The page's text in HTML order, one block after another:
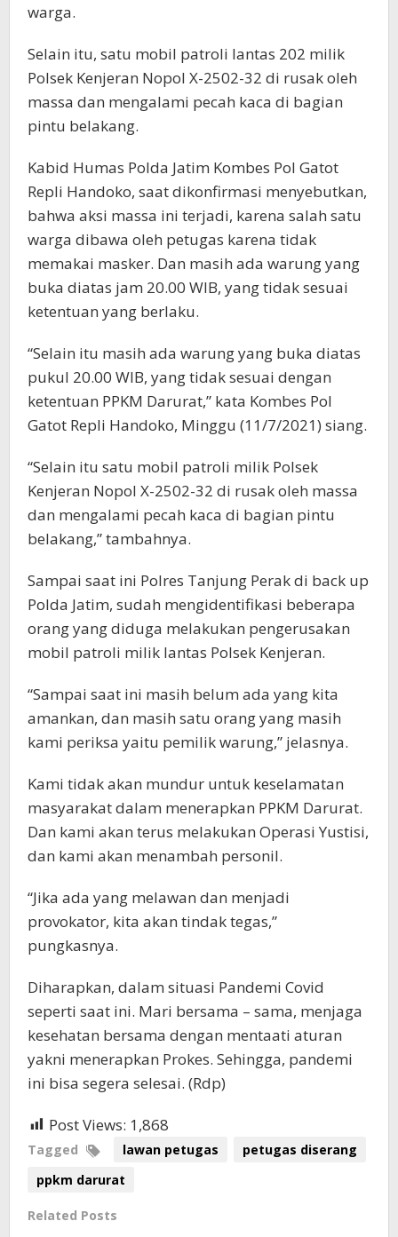
warga.
Selain itu, satu mobil patroli lantas 202 milik
Polsek Kenjeran Nopol X-2502-32 di rusak oleh
massa dan mengalami pecah kaca di bagian
pintu belakang.
Kabid Humas Polda Jatim Kombes Pol Gatot
Repli Handoko, saat dikonfirmasi menyebutkan,
bahwa aksi massa ini terjadi, karena salah satu
warga dibawa oleh petugas karena tidak
memakai masker. Dan masih ada warung yang
buka diatas jam 20.00 WIB, yang tidak sesuai
ketentuan yang berlaku.
“Selain itu masih ada warung yang buka diatas
pukul 20.00 WIB, yang tidak sesuai dengan
ketentuan PPKM Darurat,” kata Kombes Pol
Gatot Repli Handoko, Minggu (11/7/2021) siang.
“Selain itu satu mobil patroli milik Polsek
Kenjeran Nopol X-2502-32 di rusak oleh massa
dan mengalami pecah kaca di bagian pintu
belakang,” tambahnya.
Sampai saat ini Polres Tanjung Perak di back up
Polda Jatim, sudah mengidentifikasi beberapa
orang yang diduga melakukan pengerusakan
mobil patroli milik lantas Polsek Kenjeran.
“Sampai saat ini masih belum ada yang kita
amankan, dan masih satu orang yang masih
kami periksa yaitu pemilik warung,” jelasnya.
Kami tidak akan mundur untuk keselamatan
masyarakat dalam menerapkan PPKM Darurat.
Dan kami akan terus melakukan Operasi Yustisi,
dan kami akan menambah personil.
“Jika ada yang melawan dan menjadi
provokator, kita akan tindak tegas,”
pungkasnya.
Diharapkan, dalam situasi Pandemi Covid
seperti saat ini. Mari bersama – sama, menjaga
kesehatan bersama dengan mentaati aturan
yakni menerapkan Prokes. Sehingga, pandemi
ini bisa segera selesai. (Rdp)
Post Views: 1,868
Tagged lawan petugas
petugas diserang
ppkm darurat
Related Posts